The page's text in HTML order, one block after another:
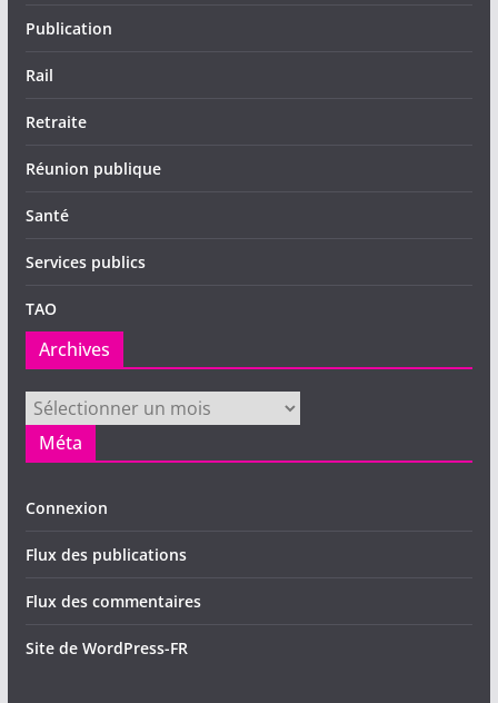
Publication
Rail
Retraite
Réunion publique
Santé
Services publics
TAO
Archives
Archives
Méta
Connexion
Flux des publications
Flux des commentaires
Site de WordPress-FR